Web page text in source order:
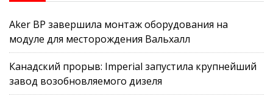
Aker BP завершила монтаж оборудования на
модуле для месторождения Вальхалл
Канадский прорыв: Imperial запустила крупнейший
завод возобновляемого дизеля